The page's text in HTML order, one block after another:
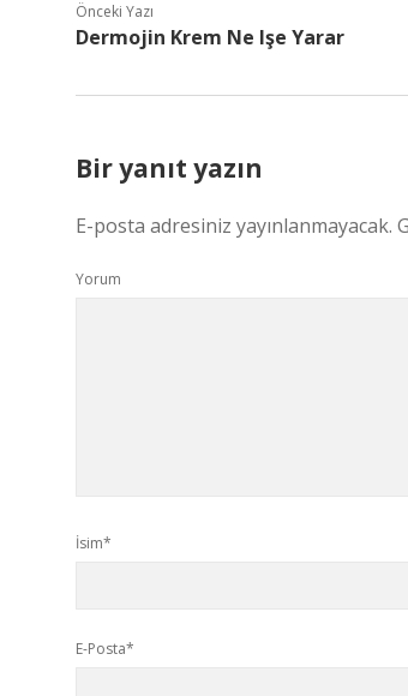
Önceki Yazı
Dermojin Krem Ne Işe Yarar
Bir yanıt yazın
E-posta adresiniz yayınlanmayacak.
Yorum
İsim*
E-Posta*